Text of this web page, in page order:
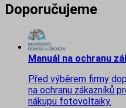
Doporučujeme
Manuál na ochranu
Před výběrem firmy
na ochranu zákazníků
nákupu fotovoltaiky.